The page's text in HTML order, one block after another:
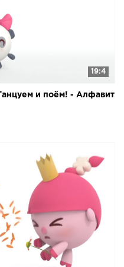
19:4
и поём! - Алфавит